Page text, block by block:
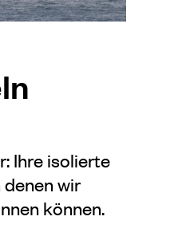
Ihre isolierte
wir
können.